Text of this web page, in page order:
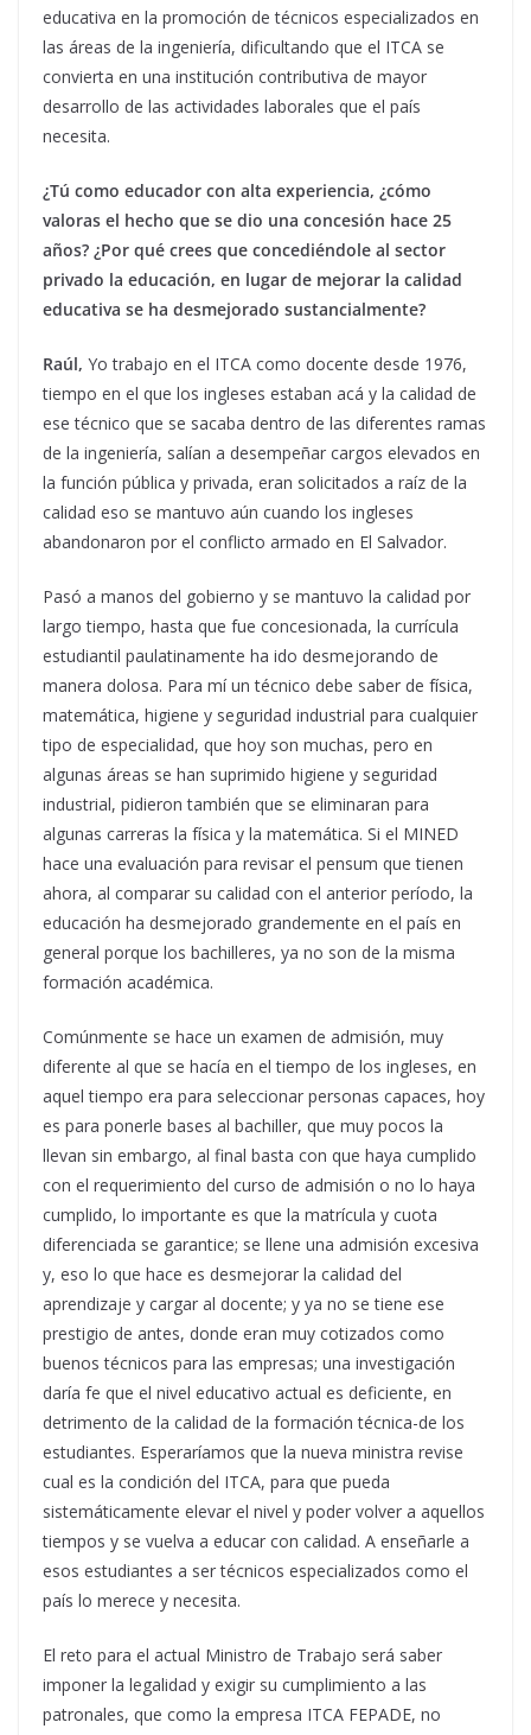
educativa en la promoción de técnicos especializados en
las áreas de la ingeniería, dificultando que el ITCA se
convierta en una institución contributiva de mayor
desarrollo de las actividades laborales que el país
necesita.
¿Tú como educador con alta experiencia, ¿cómo
valoras el hecho que se dio una concesión hace 25
años? ¿Por qué crees que concediéndole al sector
privado la educación, en lugar de mejorar la calidad
educativa se ha desmejorado sustancialmente?
Raúl, Yo trabajo en el ITCA como docente desde 1976,
tiempo en el que los ingleses estaban acá y la calidad de
ese técnico que se sacaba dentro de las diferentes ramas
de la ingeniería, salían a desempeñar cargos elevados en
la función pública y privada, eran solicitados a raíz de la
calidad eso se mantuvo aún cuando los ingleses
abandonaron por el conflicto armado en El Salvador.
Pasó a manos del gobierno y se mantuvo la calidad por
largo tiempo, hasta que fue concesionada, la currícula
estudiantil paulatinamente ha ido desmejorando de
manera dolosa. Para mí un técnico debe saber de física,
matemática, higiene y seguridad industrial para cualquier
tipo de especialidad, que hoy son muchas, pero en
algunas áreas se han suprimido higiene y seguridad
industrial, pidieron también que se eliminaran para
algunas carreras la física y la matemática. Si el MINED
hace una evaluación para revisar el pensum que tienen
ahora, al comparar su calidad con el anterior período, la
educación ha desmejorado grandemente en el país en
general porque los bachilleres, ya no son de la misma
formación académica.
Comúnmente se hace un examen de admisión, muy
diferente al que se hacía en el tiempo de los ingleses, en
aquel tiempo era para seleccionar personas capaces, hoy
es para ponerle bases al bachiller, que muy pocos la
llevan sin embargo, al final basta con que haya cumplido
con el requerimiento del curso de admisión o no lo haya
cumplido, lo importante es que la matrícula y cuota
diferenciada se garantice; se llene una admisión excesiva
y, eso lo que hace es desmejorar la calidad del
aprendizaje y cargar al docente; y ya no se tiene ese
prestigio de antes, donde eran muy cotizados como
buenos técnicos para las empresas; una investigación
daría fe que el nivel educativo actual es deficiente, en
detrimento de la calidad de la formación técnica-de los
estudiantes. Esperaríamos que la nueva ministra revise
cual es la condición del ITCA, para que pueda
sistemáticamente elevar el nivel y poder volver a aquellos
tiempos y se vuelva a educar con calidad. A enseñarle a
esos estudiantes a ser técnicos especializados como el
país lo merece y necesita.
El reto para el actual Ministro de Trabajo será saber
imponer la legalidad y exigir su cumplimiento a las
patronales, que como la empresa ITCA FEPADE, no